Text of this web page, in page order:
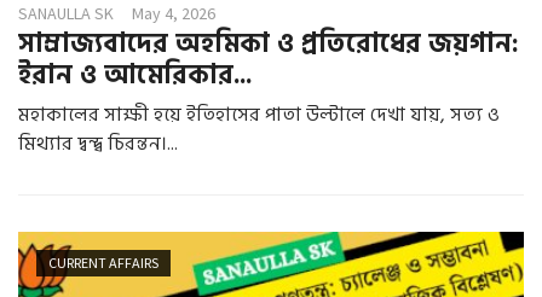
SANAULLA SK May 4, 2026
সাম্রাজ্যবাদের অহমিকা ও প্রতিরোধের জয়গান:
ইরান ও আমেরিকার...
মহাকালের সাক্ষী হয়ে ইতিহাসের পাতা উল্টালে দেখা যায়, সত্য ও
মিথ্যার দ্বন্দ্ব চিরন্তন।...
CURRENT AFFAIRS